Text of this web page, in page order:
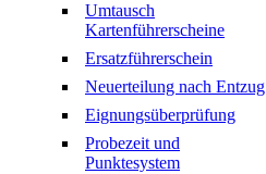
Umtausch
Kartenführerscheine
Ersatzführerschein
Neuerteilung nach Entzug
Eignungsüberprüfung
Probezeit und
Punktesystem